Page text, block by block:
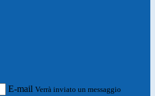
E-mail Verrà inviato un messaggio